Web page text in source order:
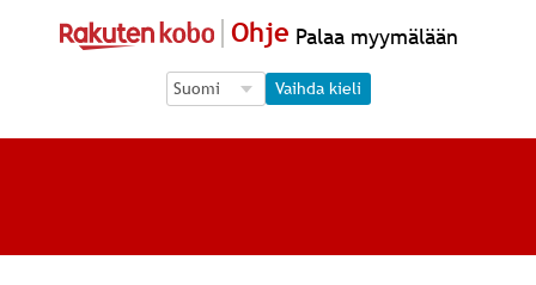
Ohje Palaa myymälään
Language Selection
Language Selection
Vaihda kieli